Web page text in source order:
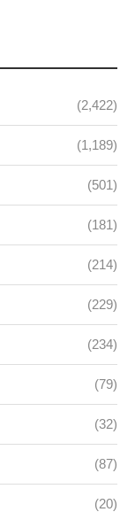
(2,422)
(1,189)
(501)
(181)
(214)
(229)
(234)
(79)
(32)
(87)
(20)